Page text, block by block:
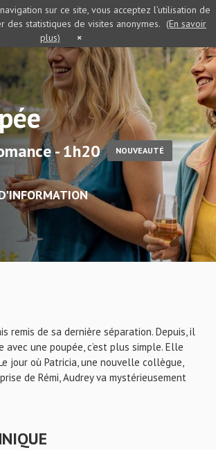
- 1h20 NOUVEAUTÉ
remis de sa dernière séparation. Depuis, il
avec une poupée, c’est plus simple. Elle
jour où Patricia, une nouvelle collègue,
de Rémi, Audrey va mystérieusement
sur ce site, vous acceptez l’utilisation de
des statistiques de visites anonymes. (En savoir
plus)
×